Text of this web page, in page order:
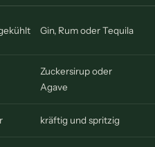
Gin, Rum oder Tequila
Zuckersirup oder
Agave
kräftig und spritzig